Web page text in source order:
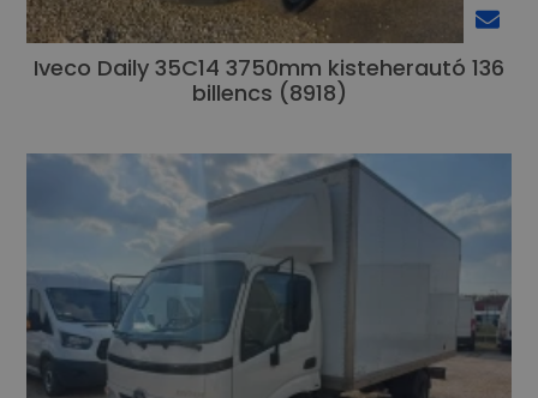
Iveco Daily 35C14 3750mm kisteherautó 136
billencs (8918)